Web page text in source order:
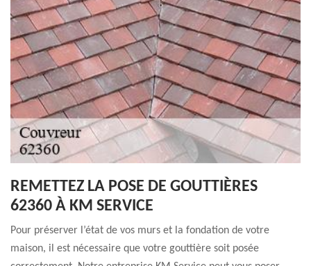
REMETTEZ LA POSE DE GOUTTIÈRES
62360 À KM SERVICE
Pour préserver l’état de vos murs et la fondation de votre
maison, il est nécessaire que votre gouttière soit posée